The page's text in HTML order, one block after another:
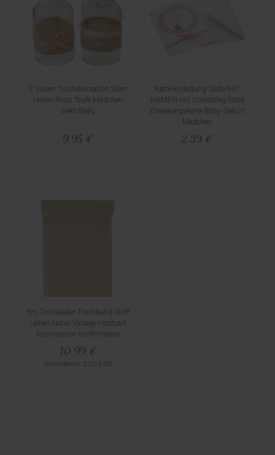
2 Vasen Tischdekoration Stern
Leinen Rosa Taufe Mädchen
Deko Baby
9,95 €
Karte Einladung Taufe MIT
NAMEN mit Umschlag Rosa
Einladungskarte Baby Geburt
Mädchen
2,39 €
5m Tischläufer Tischband Stoff
Leinen Natur Vintage Hochzeit
Kommunion Konfirmation
10,99 €
(Grundpreis: 2,20 €/M)